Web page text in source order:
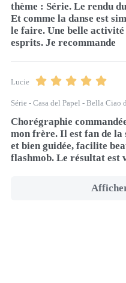
thème : Série. Le rendu
Et comme la danse est
le faire. Une belle
esprits. Je recommande
Lucie
Série - Casa del Papel - Bella Ciao
Chorégraphie
mon frère. Il est fan de
et bien guidée, facilite
flashmob. Le résultat est